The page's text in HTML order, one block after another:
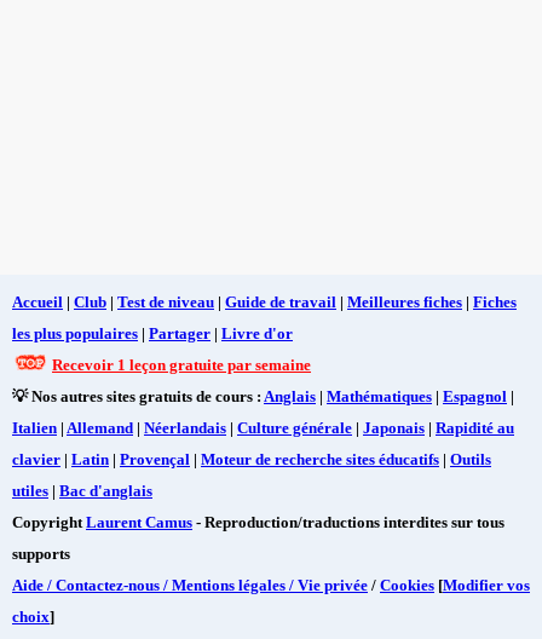
Accueil | Club | Test de niveau | Guide de travail | Meilleures fiches | Fiches
les plus populaires | Partager | Livre d'or
Recevoir 1 leçon gratuite par semaine
💡 Nos autres sites gratuits de cours : Anglais | Mathématiques | Espagnol |
Italien | Allemand | Néerlandais | Culture générale | Japonais | Rapidité au
clavier | Latin | Provençal | Moteur de recherche sites éducatifs | Outils
utiles | Bac d'anglais
Copyright Laurent Camus - Reproduction/traductions interdites sur tous
supports
Aide / Contactez-nous / Mentions légales / Vie privée / Cookies [Modifier vos
choix]